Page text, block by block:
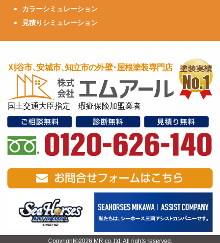
カラーシミュレーション
見積りシミュレーション
国土交通大臣指定 瑕疵保険加盟業者
Copyright©2026 MR co.,ltd. All rights reserved.